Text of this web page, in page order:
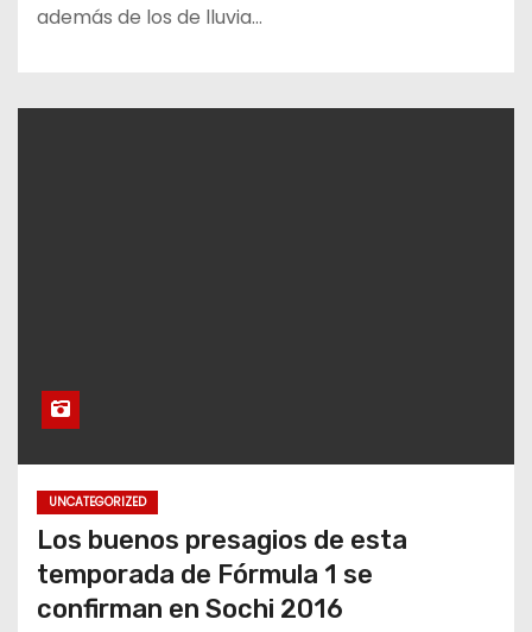
además de los de lluvia…
UNCATEGORIZED
Los buenos presagios de esta
temporada de Fórmula 1 se
confirman en Sochi 2016